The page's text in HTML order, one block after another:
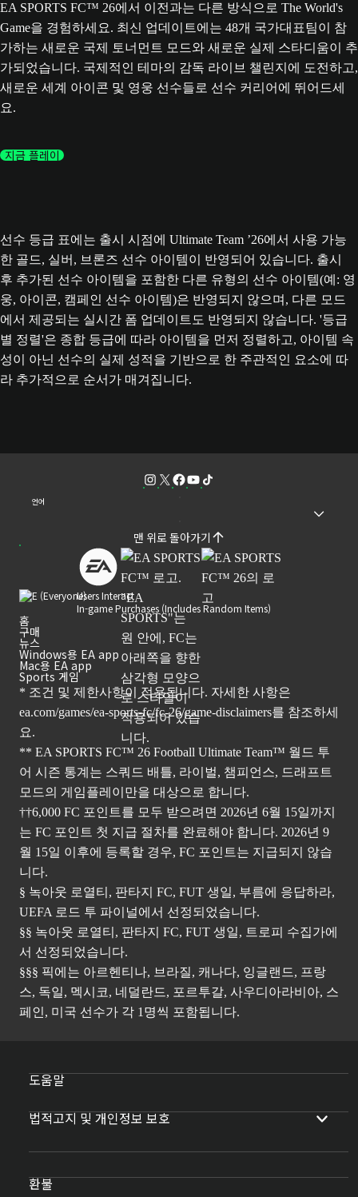
EA SPORTS FC™ 26에서 이전과는 다른 방식으로 The World's
Game을 경험하세요. 최신 업데이트에는 48개 국가대표팀이 참
가하는 새로운 국제 토너먼트 모드와 새로운 실제 스타디움이 추
가되었습니다. 국제적인 테마의 감독 라이브 챌린지에 도전하고,
새로운 세계 아이콘 및 영웅 선수들로 선수 커리어에 뛰어드세
요.
지금 플레이
선수 등급 표에는 출시 시점에 Ultimate Team ’26에서 사용 가능
한 골드, 실버, 브론즈 선수 아이템이 반영되어 있습니다. 출시
후 추가된 선수 아이템을 포함한 다른 유형의 선수 아이템(예: 영
웅, 아이콘, 캠페인 선수 아이템)은 반영되지 않으며, 다른 모드
에서 제공되는 실시간 폼 업데이트도 반영되지 않습니다. '등급
별 정렬'은 종합 등급에 따라 아이템을 먼저 정렬하고, 아이템 속
성이 아닌 선수의 실제 성적을 기반으로 한 주관적인 요소에 따
라 추가적으로 순서가 매겨집니다.
언어
맨 위로 돌아가기
Users Interact
In-game Purchases (Includes Random Items)
홈
구매
뉴스
Windows용 EA app
Mac용 EA app
Sports 게임
* 조건 및 제한사항이 적용됩니다. 자세한 사항은
ea.com/games/ea-sports-fc/fc-26/game-disclaimers를 참조하세
요.
** EA SPORTS FC™ 26 Football Ultimate Team™ 월드 투
어 시즌 통계는 스쿼드 배틀, 라이벌, 챔피언스, 드래프트
모드의 게임플레이만을 대상으로 합니다.
††6,000 FC 포인트를 모두 받으려면 2026년 6월 15일까지
는 FC 포인트 첫 지급 절차를 완료해야 합니다. 2026년 9
월 15일 이후에 등록할 경우, FC 포인트는 지급되지 않습
니다.
§ 녹아웃 로열티, 판타지 FC, FUT 생일, 부름에 응답하라,
UEFA 로드 투 파이널에서 선정되었습니다.
§§ 녹아웃 로열티, 판타지 FC, FUT 생일, 트로피 수집가에
서 선정되었습니다.
§§§ 픽에는 아르헨티나, 브라질, 캐나다, 잉글랜드, 프랑
스, 독일, 멕시코, 네덜란드, 포르투갈, 사우디아라비아, 스
페인, 미국 선수가 각 1명씩 포함됩니다.
도움말
법적고지 및 개인정보 보호
환불